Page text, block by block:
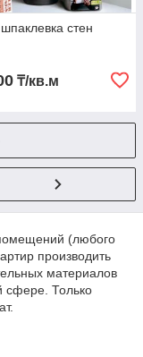
стен
₸/кв.м
(любого
производить
материалов
сфере. Только
справиться с